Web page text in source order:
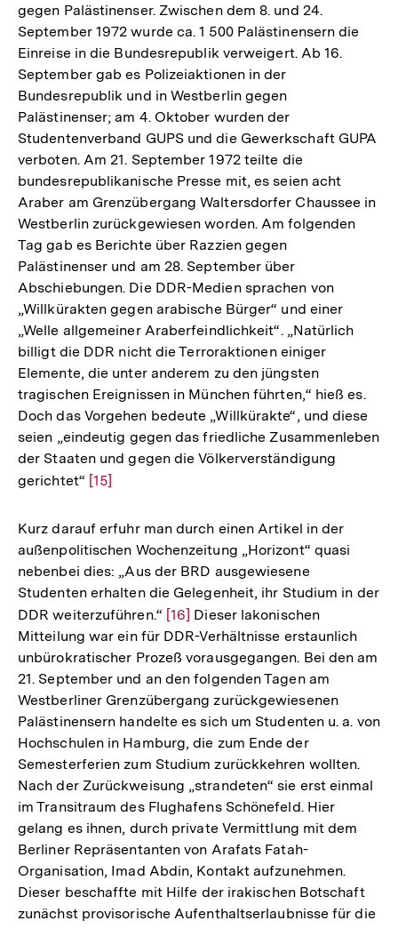
gegen Palästinenser. Zwischen dem 8. und 24.
September 1972 wurde ca. 1 500 Palästinensern die
Einreise in die Bundesrepublik verweigert. Ab 16.
September gab es Polizeiaktionen in der
Bundesrepublik und in Westberlin gegen
Palästinenser; am 4. Oktober wurden der
Studentenverband GUPS und die Gewerkschaft GUPA
verboten. Am 21. September 1972 teilte die
bundesrepublikanische Presse mit, es seien acht
Araber am Grenzübergang Waltersdorfer Chaussee in
Westberlin zurückgewiesen worden. Am folgenden
Tag gab es Berichte über Razzien gegen
Palästinenser und am 28. September über
Abschiebungen. Die DDR-Medien sprachen von
„Willkürakten gegen arabische Bürger“ und einer
„Welle allgemeiner Araberfeindlichkeit“. „Natürlich
billigt die DDR nicht die Terroraktionen einiger
Elemente, die unter anderem zu den jüngsten
tragischen Ereignissen in München führten,“ hieß es.
Doch das Vorgehen bedeute „Willkürakte“, und diese
seien „eindeutig gegen das friedliche Zusammenleben
der Staaten und gegen die Völkerverständigung
gerichtet“ Zur
der
Fußnote
[15]
Kurz darauf erfuhr man durch einen Artikel in der
außenpolitischen Wochenzeitung „Horizont“ quasi
nebenbei dies: „Aus der BRD ausgewiesene
Studenten erhalten die Gelegenheit, ihr Studium in der
DDR weiterzuführen.“ Zur
Auflösung
der
Fußnote
[16] Dieser lakonischen
Mitteilung war ein für DDR-Verhältnisse erstaunlich
unbürokratischer Prozeß vorausgegangen. Bei den am
21. September und an den folgenden Tagen am
Westberliner Grenzübergang zurückgewiesenen
Palästinensern handelte es sich um Studenten u. a. von
Hochschulen in Hamburg, die zum Ende der
Semesterferien zum Studium zurückkehren wollten.
Nach der Zurückweisung „strandeten“ sie erst einmal
im Transitraum des Flughafens Schönefeld. Hier
gelang es ihnen, durch private Vermittlung mit dem
Berliner Repräsentanten von Arafats Fatah-
Organisation, Imad Abdin, Kontakt aufzunehmen.
Dieser beschaffte mit Hilfe der irakischen Botschaft
zunächst provisorische Aufenthaltserlaubnisse für die